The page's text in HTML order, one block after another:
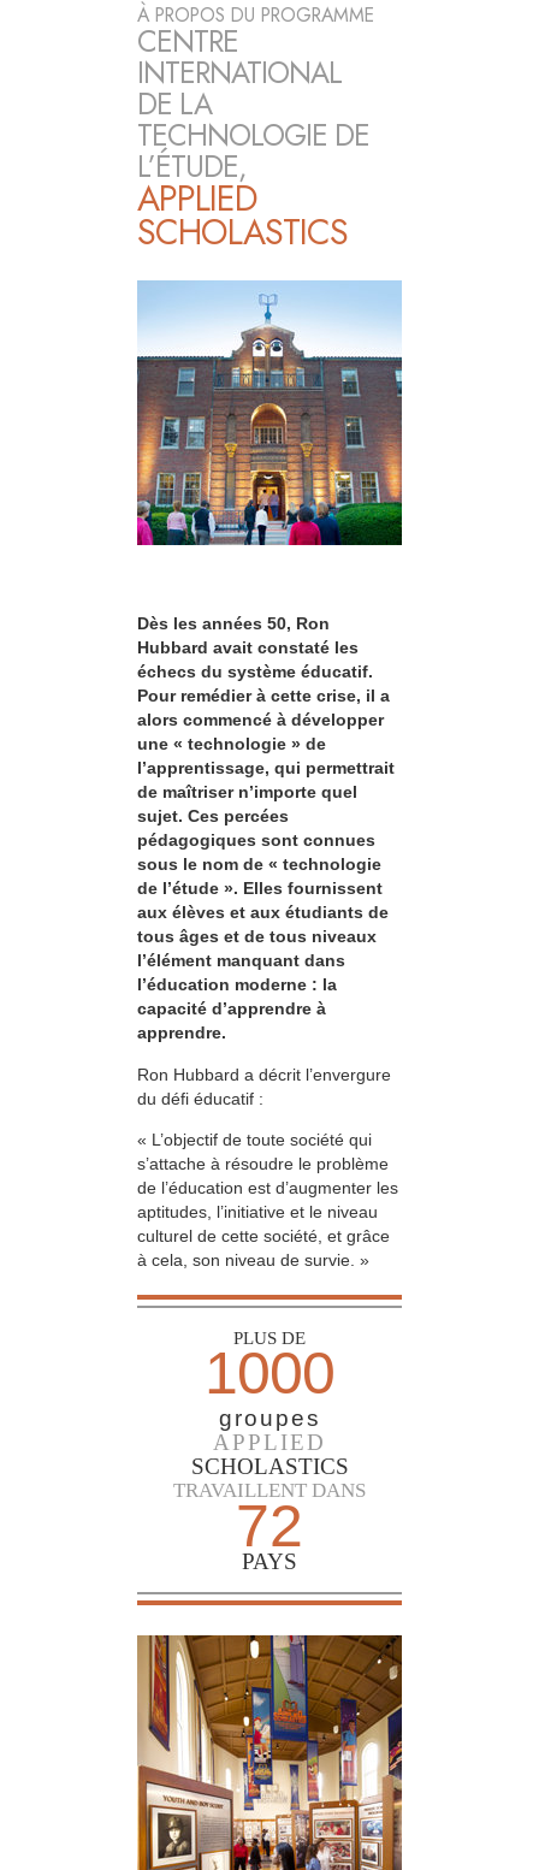
À PROPOS DU PROGRAMME
CENTRE
INTERNATIONAL
DE LA
TECHNOLOGIE DE
L’ÉTUDE,
APPLIED
SCHOLASTICS
Dès les années 50, Ron
Hubbard avait constaté les
échecs du système éducatif.
Pour remédier à cette crise, il a
alors commencé à développer
une « technologie » de
l’apprentissage, qui permettrait
de maîtriser n’importe quel
sujet. Ces percées
pédagogiques sont connues
sous le nom de « technologie
de l’étude ». Elles fournissent
aux élèves et aux étudiants de
tous âges et de tous niveaux
l’élément manquant dans
l’éducation moderne : la
capacité d’apprendre à
apprendre.
Ron Hubbard a décrit l’envergure
du défi éducatif :
« L’objectif de toute société qui
s’attache à résoudre le problème
de l’éducation est d’augmenter les
aptitudes, l’initiative et le niveau
culturel de cette société, et grâce
à cela, son niveau de survie. »
PLUS DE
1000
groupes
APPLIED
SCHOLASTICS
TRAVAILLENT DANS
72
PAYS